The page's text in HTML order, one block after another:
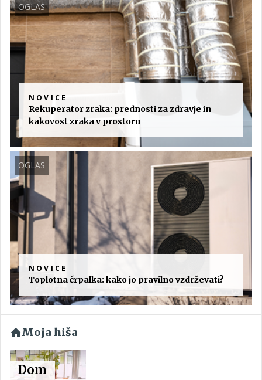
OGLAS
NOVICE
Rekuperator zraka: prednosti za zdravje in
kakovost zraka v prostoru
OGLAS
NOVICE
Toplotna črpalka: kako jo pravilno vzdrževati?
Moja hiša
Dom